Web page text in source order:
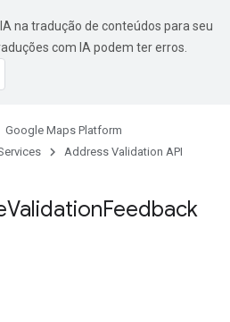
na tradução de conteúdos para seu
com IA podem ter erros.
Google Maps Platform
Address Validation API
ValidationFeedback